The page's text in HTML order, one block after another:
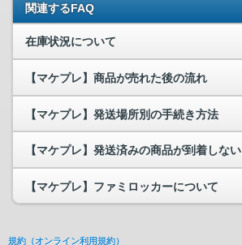
関連するFAQ
在庫状況について
【マケプレ】商品が売れた後の流れ
【マケプレ】発送場所別の手続き方法
【マケプレ】発送済みの商品が到着しない
【マケプレ】ファミロッカーについて
規約（オンライン利用規約）